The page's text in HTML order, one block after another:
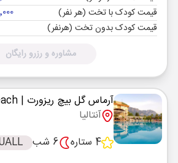
قیمت کودک با تخت (هر نفر)
قیمت کودک بدون تخت (هرنفر)
مشاوره و رزرو رایگان
آرماس گل بیچ ریزورت | Armas Gul Beach
آنتالیا
4 ستاره
6 شب